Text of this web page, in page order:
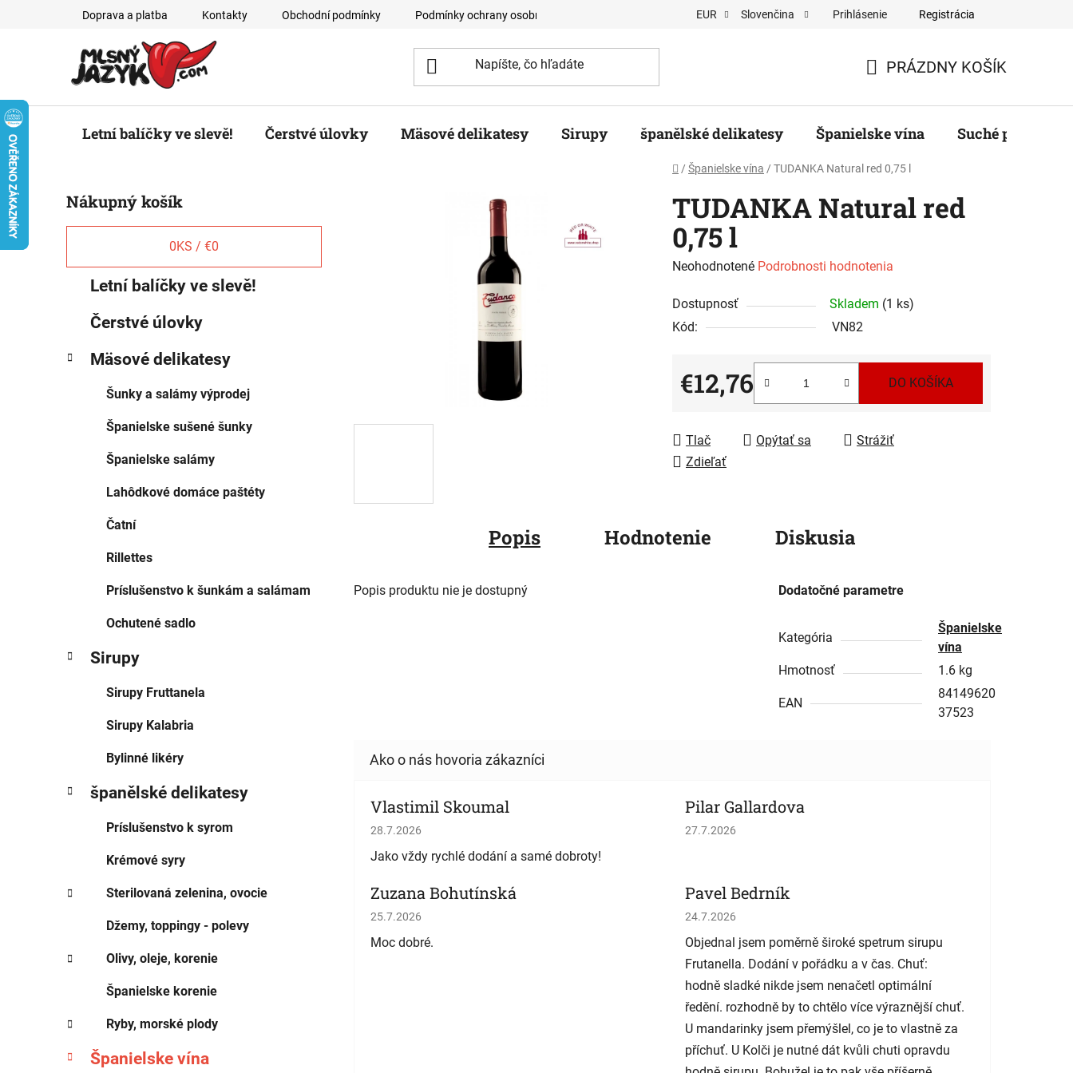
Doprava a platba Kontakty Obchodní podmínky Podmínky ochrany osobních údajů Velkoobchodní odběratelé
EUR Slovenčina Prihlásenie Registrácia
KOŠÍK
PRÁZDNY KOŠÍK
Letní balíčky ve slevě! Čerstvé úlovky Mäsové delikatesy Sirupy španělské delikatesy Španielske vína Suché plody,
Domov
/ Španielske vína / TUDANKA Natural red 0,75 l
o
č
ý
e
Nákupný košík
0KS / €0
kategórie
ó
Letní balíčky ve slevě!
Čerstvé úlovky
Mäsové delikatesy
Šunky a salámy výprodej
Španielske sušené šunky
Španielske salámy
Lahôdkové domáce paštéty
Čatní
Rillettes
Príslušenstvo k šunkám a salámam
Ochutené sadlo
Sirupy
Sirupy Fruttanela
Sirupy Kalabria
Bylinné likéry
španělské delikatesy
Príslušenstvo k syrom
Krémové syry
Sterilovaná zelenina, ovocie
Džemy, toppingy - polevy
Olivy, oleje, korenie
Španielske korenie
Ryby, morské plody
Španielske vína
TUDANKA Natural red
0,75 l
Priemerné
produktu
je
Neohodnotené Podrobnosti hodnotenia
Dostupnosť Skladem (1 ks)
Kód:
VN82
€12,76
Jednotková cena:
DO KOŠÍKA
Tlač Opýtať sa
Strážiť
Zdieľať
Popis Hodnotenie Diskusia
Popis produktu nie je dostupný Dodatočné parametre
Kategória
Španielske
vína
Hmotnosť
1.6 kg
EAN
84149620
37523
Vlastimil Skoumal
Hodnotenie obchodu je 5 z 5 hviezdičiek.
28.7.2026
Jako vždy rychlé dodání a samé dobroty!
Pilar Gallardova
Hodnotenie obchodu je 5 z 5 hviezdičiek.
27.7.2026
Zuzana Bohutínská
Hodnotenie obchodu je 5 z 5 hviezdičiek.
25.7.2026
Moc dobré.
Pavel Bedrník
Hodnotenie obchodu je 5 z 5 hviezdičiek.
24.7.2026
Objednal jsem poměrně široké spetrum sirupu
Frutanella. Dodání v pořádku a v čas. Chuť:
hodně sladké nikde jsem nenačetl optimální
ředění. rozhodně by to chtělo více výraznější chuť.
U mandarinky jsem přemýšlel, co je to vlastně za
příchuť. U Kolči je nutné dát kvůli chuti opravdu